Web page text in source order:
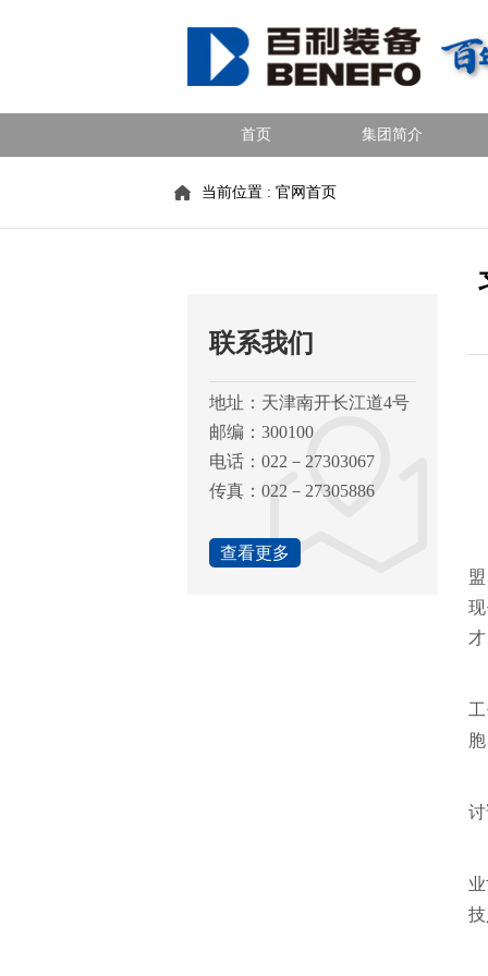
首页 集团简介
当前位置 : 官网首页
联系我们
地址：天津南开长江道4号
邮编：300100
电话：022－27303067
传真：022－27305886
查看更多
讨